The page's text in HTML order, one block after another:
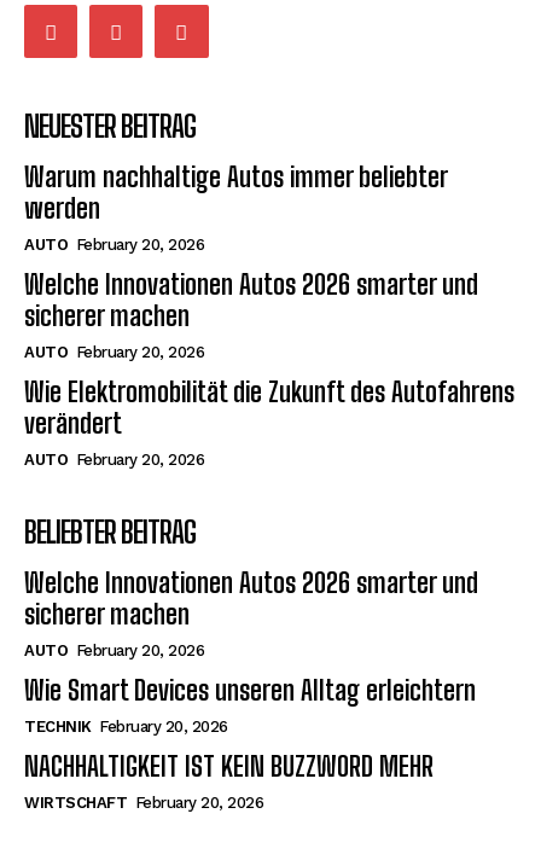
NEUESTER BEITRAG
Warum nachhaltige Autos immer beliebter
werden
AUTO February 20, 2026
Welche Innovationen Autos 2026 smarter und
sicherer machen
AUTO February 20, 2026
Wie Elektromobilität die Zukunft des Autofahrens
verändert
AUTO February 20, 2026
BELIEBTER BEITRAG
Welche Innovationen Autos 2026 smarter und
sicherer machen
AUTO February 20, 2026
Wie Smart Devices unseren Alltag erleichtern
TECHNIK February 20, 2026
NACHHALTIGKEIT IST KEIN BUZZWORD MEHR
WIRTSCHAFT February 20, 2026